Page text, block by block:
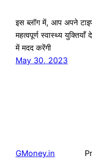
इस ब्लॉग में, आप अपने
महत्वपूर्ण स्वास्थ्य
में मदद करेंगी
May 30, 2023
GMoney.in